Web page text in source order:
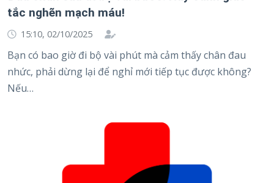
tắc nghẽn mạch máu!
15:10, 02/10/2025
Bạn có bao giờ đi bộ vài phút mà cảm thấy chân đau
nhức, phải dừng lại để nghỉ mới tiếp tục được không?
Nếu…